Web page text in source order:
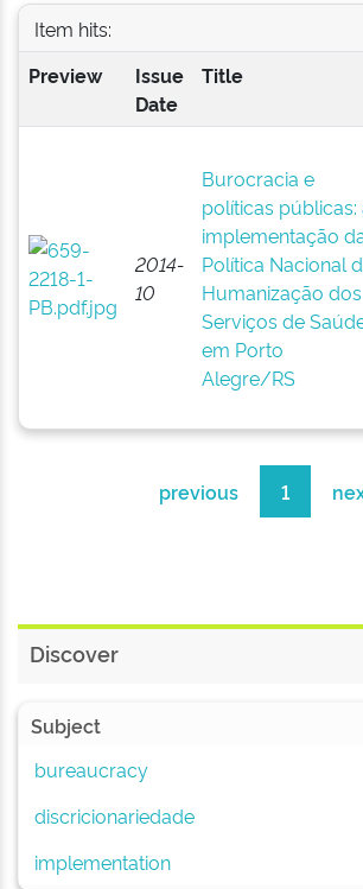
Item hits:
Preview
Issue
Date
Title
2014-
10
Burocracia e
políticas públicas:
implementação
Política Nacional
Humanização dos
Serviços de
em Porto
Alegre/RS
previous 1
Discover
Subject
bureaucracy
discricionariedade
implementation